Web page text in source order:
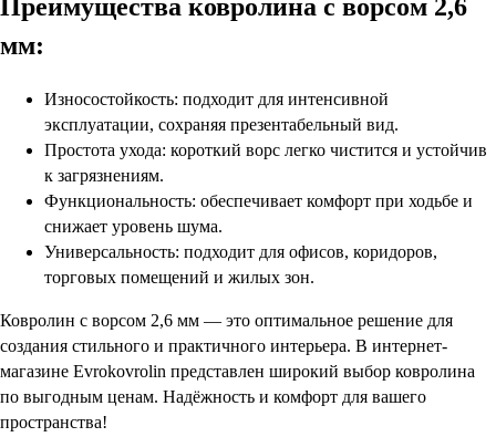
Преимущества ковролина с ворсом 2,6
мм:
Износостойкость: подходит для интенсивной
эксплуатации, сохраняя презентабельный вид.
Простота ухода: короткий ворс легко чистится и устойчив
к загрязнениям.
Функциональность: обеспечивает комфорт при ходьбе и
снижает уровень шума.
Универсальность: подходит для офисов, коридоров,
торговых помещений и жилых зон.
Ковролин с ворсом 2,6 мм — это оптимальное решение для
создания стильного и практичного интерьера. В интернет-
магазине Evrokovrolin представлен широкий выбор ковролина
по выгодным ценам. Надёжность и комфорт для вашего
пространства!